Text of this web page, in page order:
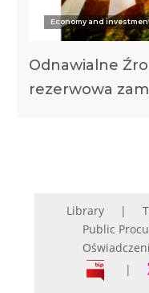
Economy and
Odnawialne
rezerwowa
Library
Public